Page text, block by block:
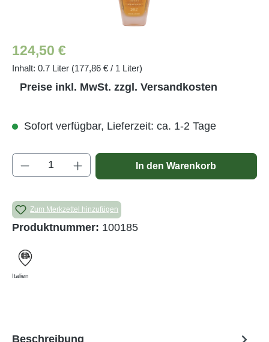
Regulärer Preis:
124,50 €
Inhalt: 0.7 Liter (177,86 € / 1 Liter)
Preise inkl. MwSt. zzgl. Versandkosten
Sofort verfügbar, Lieferzeit: ca. 1-2 Tage
Produkt Anzahl: Gib den gewünschten
In den Warenkorb
Zum Merkzettel hinzufügen
Produktnummer: 100185
Italien
Beschreibung